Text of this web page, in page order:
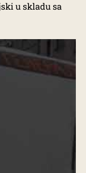
u skladu sa